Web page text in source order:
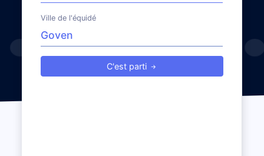
Ville de l'équidé
C'est parti